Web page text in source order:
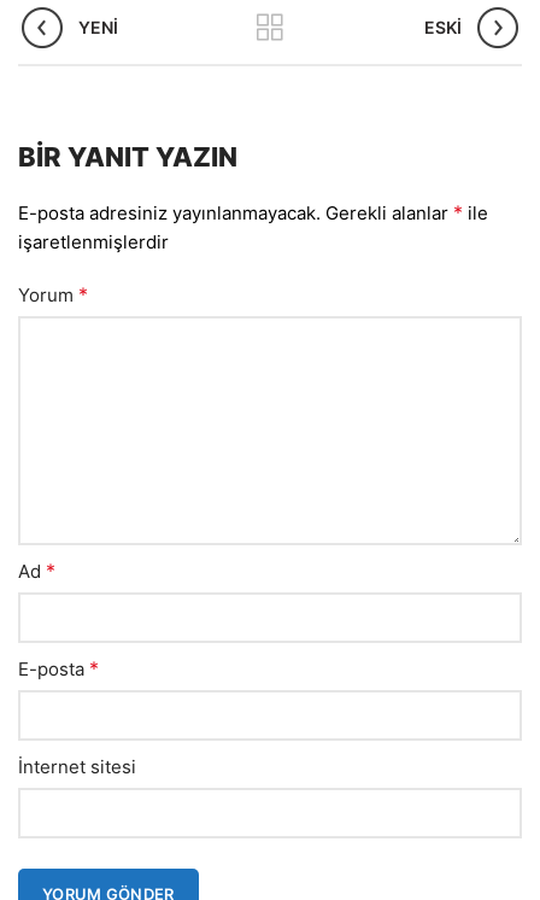
YENI ESKI
BIR YANIT YAZIN
E-posta adresiniz yayınlanmayacak. Gerekli alanlar * ile
işaretlenmişlerdir
Yorum *
Ad *
E-posta *
İnternet sitesi